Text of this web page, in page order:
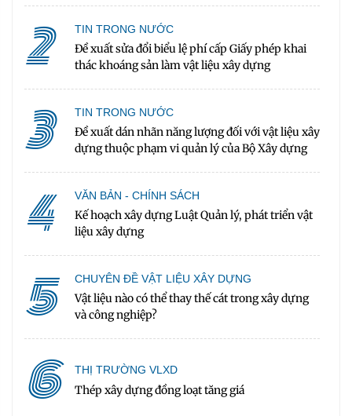
2 TIN TRONG NƯỚC
Đề xuất sửa đổi biểu lệ phí cấp Giấy phép khai
thác khoáng sản làm vật liệu xây dựng
3 TIN TRONG NƯỚC
Đề xuất dán nhãn năng lượng đối với vật liệu xây
dựng thuộc phạm vi quản lý của Bộ Xây dựng
4 VĂN BẢN - CHÍNH SÁCH
Kế hoạch xây dựng Luật Quản lý, phát triển vật
liệu xây dựng
5 CHUYÊN ĐỀ VẬT LIỆU XÂY DỰNG
Vật liệu nào có thể thay thế cát trong xây dựng
và công nghiệp?
6 THỊ TRƯỜNG VLXD
Thép xây dựng đồng loạt tăng giá